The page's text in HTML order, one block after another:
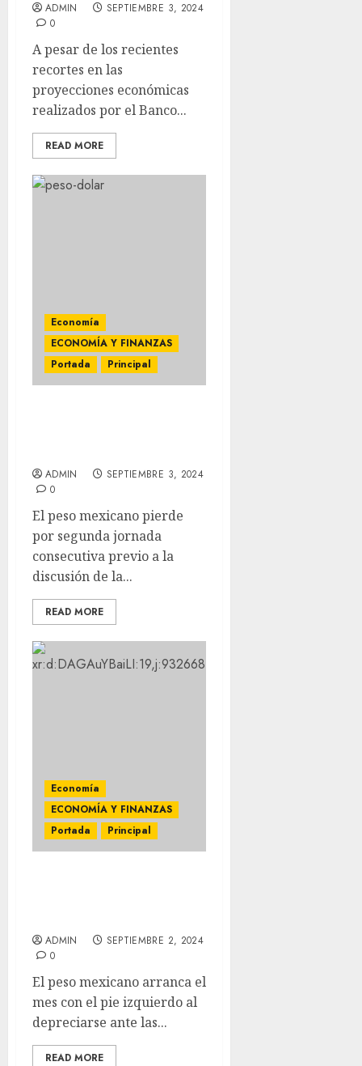
ADMIN
SEPTIEMBRE 3, 2024
0
A pesar de los recientes
recortes en las
proyecciones económicas
realizados por el Banco...
READ MORE
Economía
ECONOMÍA Y FINANZAS
Portada
Principal
ADMIN
SEPTIEMBRE 3, 2024
0
El peso mexicano pierde
por segunda jornada
consecutiva previo a la
discusión de la...
READ MORE
Economía
ECONOMÍA Y FINANZAS
Portada
Principal
ADMIN
SEPTIEMBRE 2, 2024
0
El peso mexicano arranca el
mes con el pie izquierdo al
depreciarse ante las...
READ MORE